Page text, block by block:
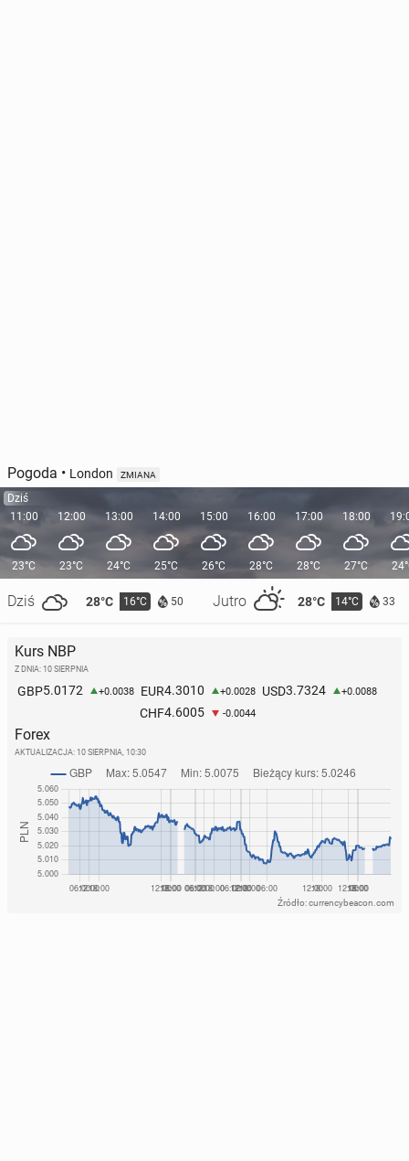
Pogoda • London ZMIANA
Dziś
11:00
23°C
Dziś 28°C 16°C 50 Jutro 28°C 14°C 33
12:00
23°C
13:00
24°C
14:00
25°C
15:00
26°C
16:00
28°C
17:00
28°C
18:00
27°C
Kurs NBP
Z DNIA: 10 SIERPNIA
GBP5.0172 +0.0038 EUR4.3010 +0.0028 USD3.7324 +0.0088
CHF4.6005 -0.0044
Forex
AKTUALIZACJA: 10 SIERPNIA, 10:30
Źródło: currencybeacon.com